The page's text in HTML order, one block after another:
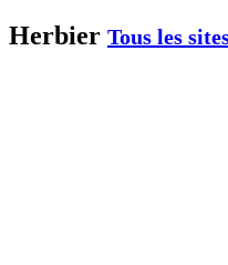
Herbier Tous les